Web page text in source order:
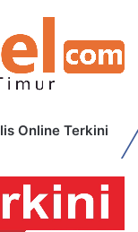
Online Terkini